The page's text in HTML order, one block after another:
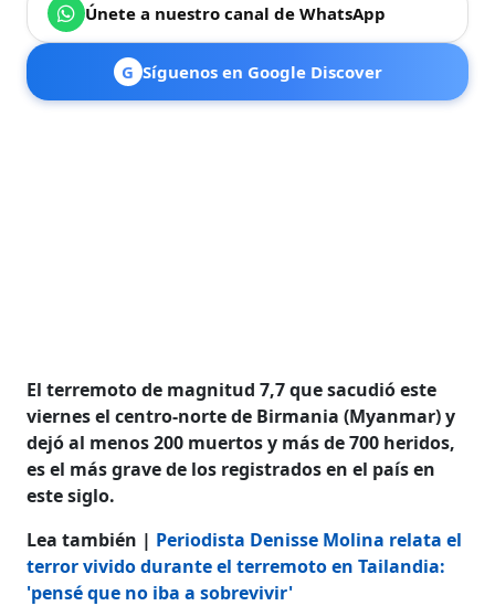
Únete a nuestro canal de WhatsApp
G Síguenos en Google Discover
El terremoto de magnitud 7,7 que sacudió este
viernes el centro-norte de Birmania (Myanmar) y
dejó al menos 200 muertos y más de 700 heridos,
es el más grave de los registrados en el país en
este siglo.
Lea también | Periodista Denisse Molina relata el
terror vivido durante el terremoto en Tailandia:
'pensé que no iba a sobrevivir'